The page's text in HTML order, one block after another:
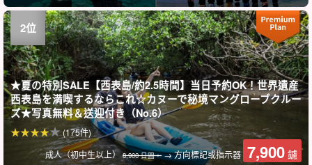
★夏の特別SALE【西表島/約2.5時間】当日予約OK！世界遺産
西表島を満喫するならこれ☆カヌーで秘境マングローブクルー
ズ★写真無料＆送迎付き（No.6）
成人（初中生以上）8,900 日圓。→ 方向標記或指示器 7,900 鑢
(175件)